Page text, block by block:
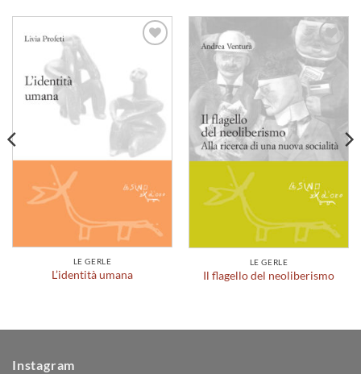
dei
LE GERLE
L’identità umana
Aggiungi
alla lista
dei
desideri
LE GERLE
Il flagello del neoliberismo
Instagram